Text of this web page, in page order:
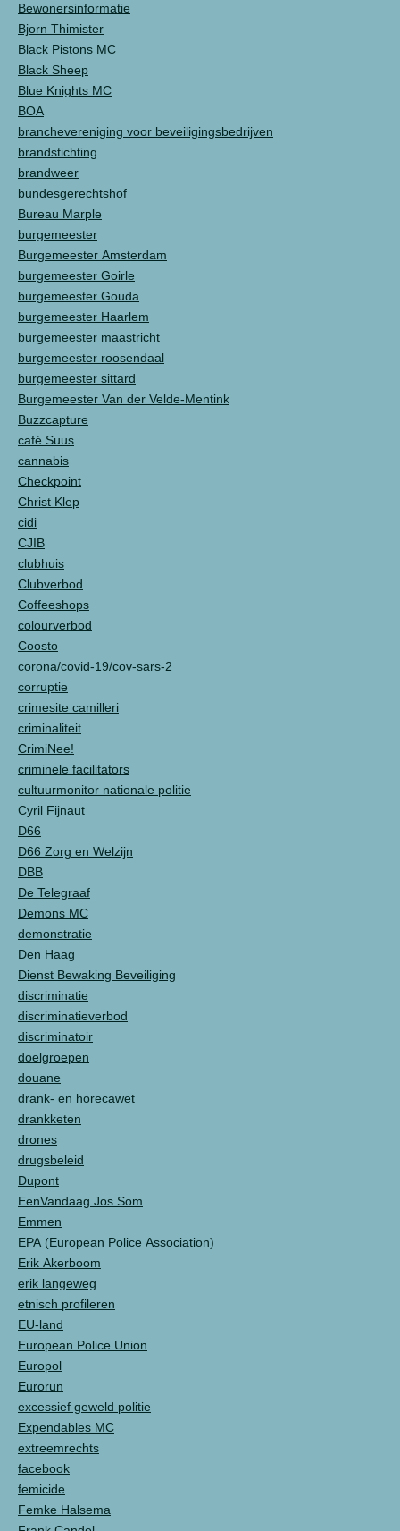
Bewonersinformatie
Bjorn Thimister
Black Pistons MC
Black Sheep
Blue Knights MC
BOA
branchevereniging voor beveiligingsbedrijven
brandstichting
brandweer
bundesgerechtshof
Bureau Marple
burgemeester
Burgemeester Amsterdam
burgemeester Goirle
burgemeester Gouda
burgemeester Haarlem
burgemeester maastricht
burgemeester roosendaal
burgemeester sittard
Burgemeester Van der Velde-Mentink
Buzzcapture
café Suus
cannabis
Checkpoint
Christ Klep
cidi
CJIB
clubhuis
Clubverbod
Coffeeshops
colourverbod
Coosto
corona/covid-19/cov-sars-2
corruptie
crimesite camilleri
criminaliteit
CrimiNee!
criminele facilitators
cultuurmonitor nationale politie
Cyril Fijnaut
D66
D66 Zorg en Welzijn
DBB
De Telegraaf
Demons MC
demonstratie
Den Haag
Dienst Bewaking Beveiliging
discriminatie
discriminatieverbod
discriminatoir
doelgroepen
douane
drank- en horecawet
drankketen
drones
drugsbeleid
Dupont
EenVandaag Jos Som
Emmen
EPA (European Police Association)
Erik Akerboom
erik langeweg
etnisch profileren
EU-land
European Police Union
Europol
Eurorun
excessief geweld politie
Expendables MC
extreemrechts
facebook
femicide
Femke Halsema